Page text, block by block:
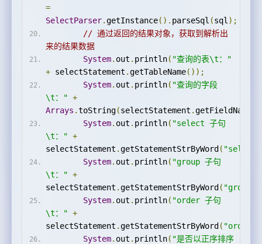
=
SelectParser.getInstance(). parseSql (sql );
// 通过返回的结果对象，获取到解析出
来的结果数据
System. out . println( "查询的表\t："
+ selectStatement .getTableName());
System. out . println( "查询的字段
\t：" +
Arrays .toString(selectStatement .getFieldNames
System. out . println( "select 子句
\t：" +
selectStatement .getStatementStrByWord( "select"
System. out . println( "group 子句
\t：" +
selectStatement .getStatementStrByWord( "group"
System. out . println( "order 子句
\t：" +
selectStatement .getStatementStrByWord( "order"
System. out . println( "是否以正序排序